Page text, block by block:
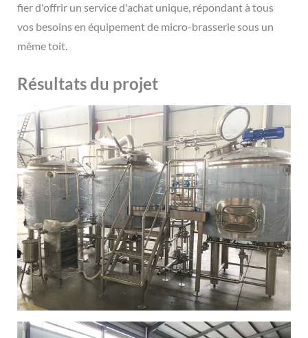
fier d'offrir un service d'achat unique, répondant à tous
vos besoins en équipement de micro-brasserie sous un
même toit.
Résultats du projet